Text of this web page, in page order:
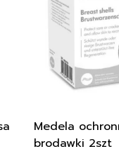
Medela
brodawki 2szt